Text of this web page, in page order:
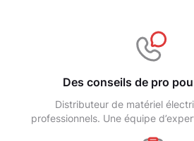
Des conseils de pro
Distributeur de matériel
professionnels. Une équipe